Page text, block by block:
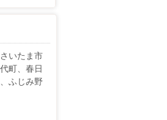
いたま市
町、春日
ふじみ野